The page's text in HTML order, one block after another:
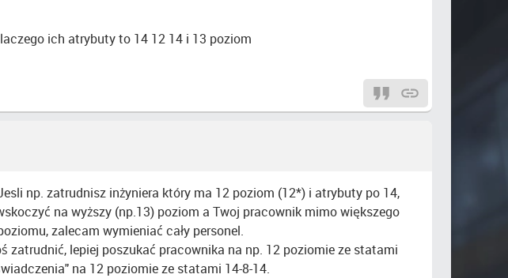
ich atrybuty to 14 12 14 i 13 poziom
np. zatrudnisz inżyniera który ma 12 poziom (12*) i atrybuty po 14,
na wyższy (np.13) poziom a Twoj pracownik mimo większego
zalecam wymieniać cały personel.
zatrudnić, lepiej poszukać pracownika na np. 12 poziomie ze statami
na 12 poziomie ze statami 14-8-14.